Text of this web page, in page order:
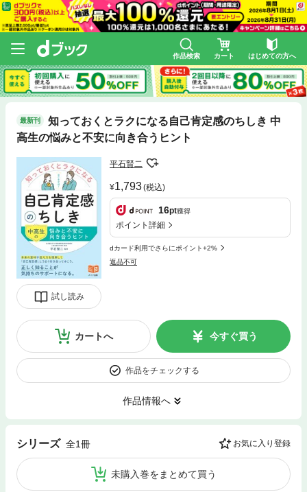
作品検索 カート はじめての方へ
最新刊
知っておくとラクになる自己肯定感のちしき 中
高生の悩みと不安に向き合うヒント
試し読み
平石賢二
1,793(税込)
16pt獲得
ポイント詳細
dカード利用でさらにポイント+2%
返品不可
カートへ 今すぐ買う
作品をチェックする
作品情報へ
シリーズ 全1冊 お気に入り登録
未購入巻をまとめて買う